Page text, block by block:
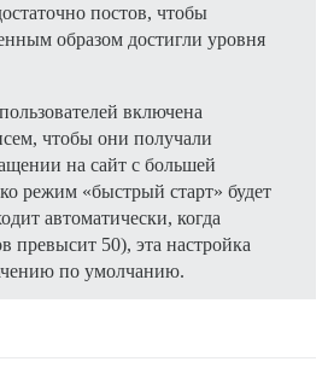
постов, чтобы
образом достигли уровня
включена
чтобы они получали
на сайт с большей
режим «быстрый старт» будет
автоматически, когда
превысит 50), эта настройка
по умолчанию.